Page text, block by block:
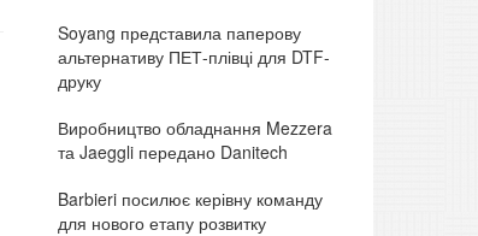
Soyang представила паперову
альтернативу ПЕТ-плівці для DTF-
друку
Виробництво обладнання Mezzera
та Jaeggli передано Danitech
Barbieri посилює керівну команду
для нового етапу розвитку